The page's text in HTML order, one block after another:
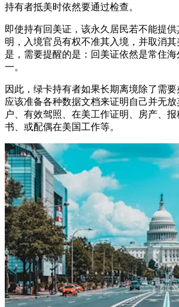
持有者抵美时依然要通过检查。
即使持有回美证，该永久居民若不能提
明，入境官员有权不准其入境，并取消
是，需要提醒的是：回美证依然是常住
一。
因此，绿卡持有者如果长期离境除了需
应该准备各种数据文档来证明自己并无
户、有效驾照、在美工作证明、房产、
书、或配偶在美国工作等。